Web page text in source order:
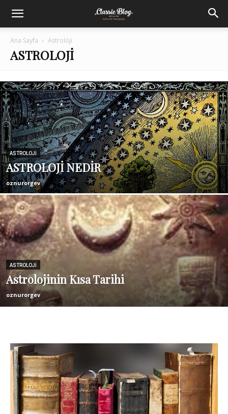
Ana Sayfa Astroloji
ASTROLOJI
ASTROLOJI
ASTROLOJİ NEDİR
oznurorgev
ASTROLOJI
Astrolojinin Kısa Tarihi
oznurorgev